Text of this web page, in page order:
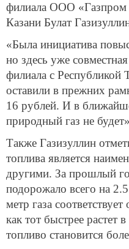
филиала ООО «Газпром
Казани Булат
«Была инициатива
но здесь уже
филиала с Республикой
оставили в прежних
16 рублей. И в
природный газ не
Также Газизуллин
топлива является
другими. За прошлый
подорожало всего на
метр газа
как тот быстрее растет
топливо становится